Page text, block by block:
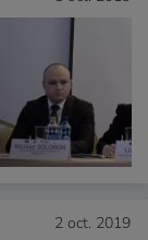
2 oct. 2019